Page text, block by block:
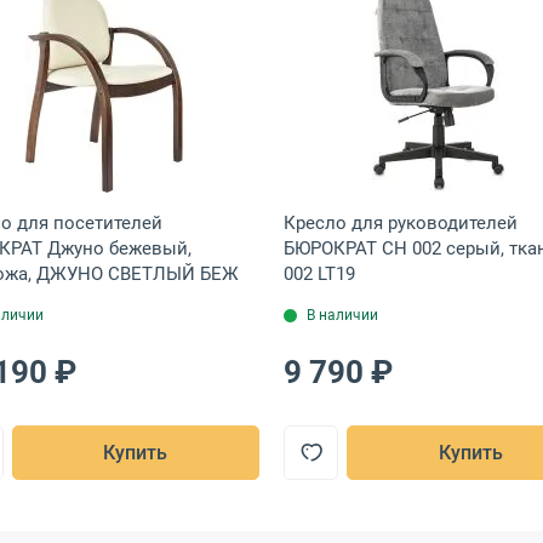
эко.кожа, ZOMBIE GAME 17 GREY
KNIGHT Wolf WH бело-серый, ткань, KNIGHT WOLF WH WG
Открыть товар: Кресло для посетителей
для посетителей
Джуно бежевый,
ДЖУНО СВЕТЛЫЙ БЕЖ
₽
Купить
Открыть
Кресло для руководителей
БЮРОКРАТ CH 002 серый,
002 LT19
В наличии
9 790 ₽
Купить